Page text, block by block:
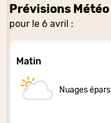
Prévisions Météo
pour le 6 avril :
Matin
Nuages épars